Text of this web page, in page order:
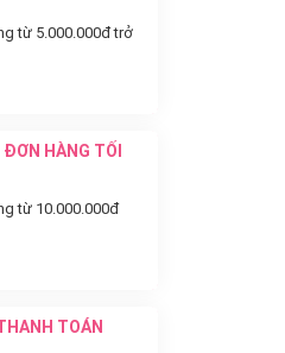
từ 5.000.000đ trở
HÀNG TỐI
từ 10.000.000đ
TOÁN